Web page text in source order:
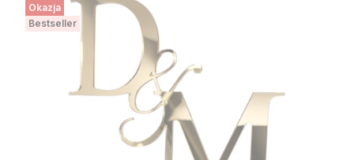
Okazja
Bestseller